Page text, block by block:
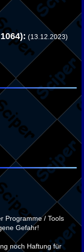
(13.12.2023)
Programme / Tools
Gefahr!
noch Haftung für